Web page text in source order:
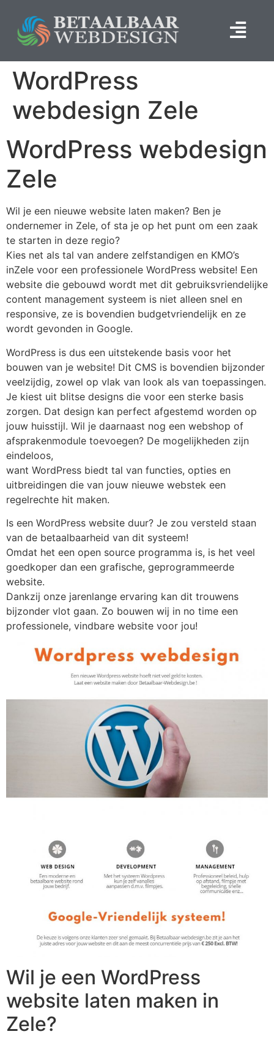
WordPress
webdesign Zele
WordPress webdesign
Zele
Wil je een nieuwe website laten maken? Ben je
ondernemer in Zele, of sta je op het punt om een zaak
te starten in deze regio?
Kies net als tal van andere zelfstandigen en KMO’s
inZele voor een professionele WordPress website! Een
website die gebouwd wordt met dit gebruiksvriendelijke
content management systeem is niet alleen snel en
responsive, ze is bovendien budgetvriendelijk en ze
wordt gevonden in Google.
WordPress is dus een uitstekende basis voor het
bouwen van je website! Dit CMS is bovendien bijzonder
veelzijdig, zowel op vlak van look als van toepassingen.
Je kiest uit blitse designs die voor een sterke basis
zorgen. Dat design kan perfect afgestemd worden op
jouw huisstijl. Wil je daarnaast nog een webshop of
afsprakenmodule toevoegen? De mogelijkheden zijn
eindeloos,
want WordPress biedt tal van functies, opties en
uitbreidingen die van jouw nieuwe webstek een
regelrechte hit maken.
Is een WordPress website duur? Je zou versteld staan
van de betaalbaarheid van dit systeem!
Omdat het een open source programma is, is het veel
goedkoper dan een grafische, geprogrammeerde
website.
Dankzij onze jarenlange ervaring kan dit trouwens
bijzonder vlot gaan. Zo bouwen wij in no time een
professionele, vindbare website voor jou!
Wil je een WordPress
website laten maken in
Zele?